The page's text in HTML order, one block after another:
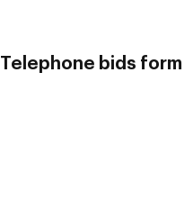
Telephone bids form